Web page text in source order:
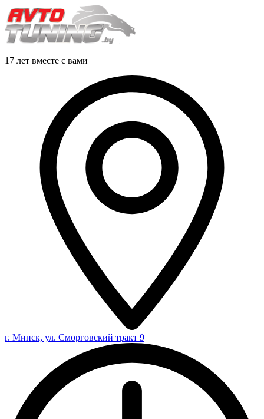
17 лет вместе с вами
г. Минск, ул. Сморговский тракт 9